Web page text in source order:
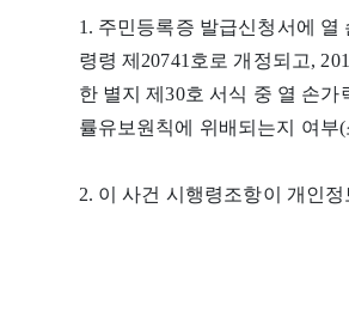
1. 주민등록증 발급신청서에 열
령령 제20741호로 개정되고,
한 별지 제30호 서식 중 열 손가
률유보원칙에 위배되는지 여부
2. 이 사건 시행령조항이 개인